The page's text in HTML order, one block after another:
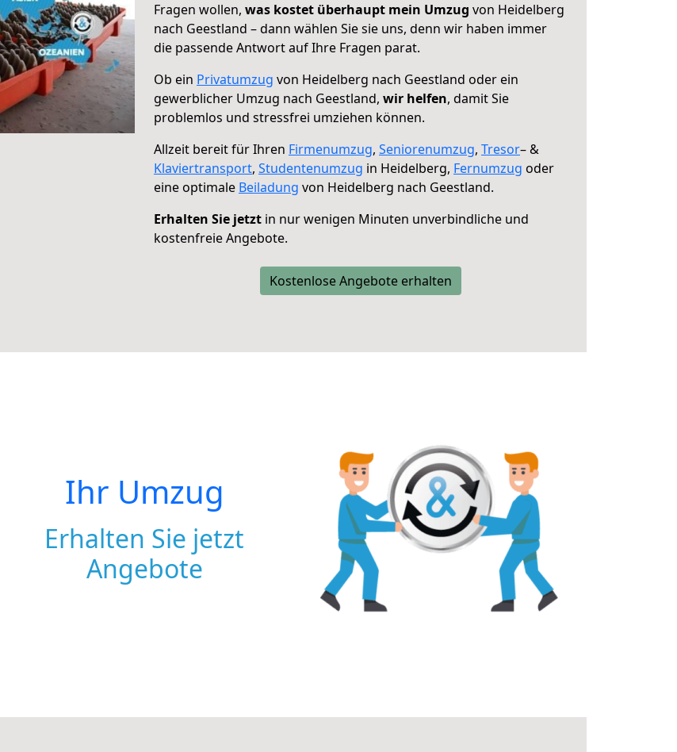
Fragen wollen, was kostet überhaupt mein Umzug von Heidelberg
nach Geestland – dann wählen Sie sie uns, denn wir haben immer
die passende Antwort auf Ihre Fragen parat.
Ob ein Privatumzug von Heidelberg nach Geestland oder ein
gewerblicher Umzug nach Geestland, wir helfen, damit Sie
problemlos und stressfrei umziehen können.
Allzeit bereit für Ihren Firmenumzug, Seniorenumzug, Tresor– &
Klaviertransport, Studentenumzug in Heidelberg, Fernumzug oder
eine optimale Beiladung von Heidelberg nach Geestland.
Erhalten Sie jetzt in nur wenigen Minuten unverbindliche und
kostenfreie Angebote.
Kostenlose Angebote erhalten
Ihr Umzug
Erhalten Sie jetzt
Angebote